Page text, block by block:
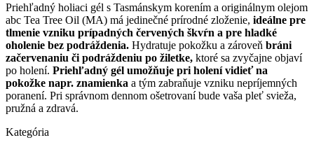
Priehľadný holiaci gél s Tasmánskym korením a originálnym olejom
abc Tea Tree Oil (MA) má jedinečné prírodné zloženie, ideálne pre
tlmenie vzniku prípadných červených škvŕn a pre hladké
oholenie bez podráždenia. Hydratuje pokožku a zároveň bráni
začervenaniu či podráždeniu po žiletke, ktoré sa zvyčajne objaví
po holení. Priehľadný gél umožňuje pri holení vidieť na
pokožke napr. znamienka a tým zabraňuje vzniku nepríjemných
poranení. Pri správnom dennom ošetrovaní bude vaša pleť svieža,
pružná a zdravá.
Kategória